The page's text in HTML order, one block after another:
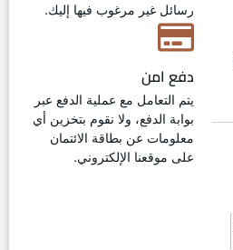
رسائل غير مرغوب فيها إليك.
دفع امن
يتم التعامل مع عملية الدفع عبر
بوابة الدفع، ولا نقوم بتخزين أي
معلومات عن بطاقة الائتمان
على موقعنا الإلكتروني.